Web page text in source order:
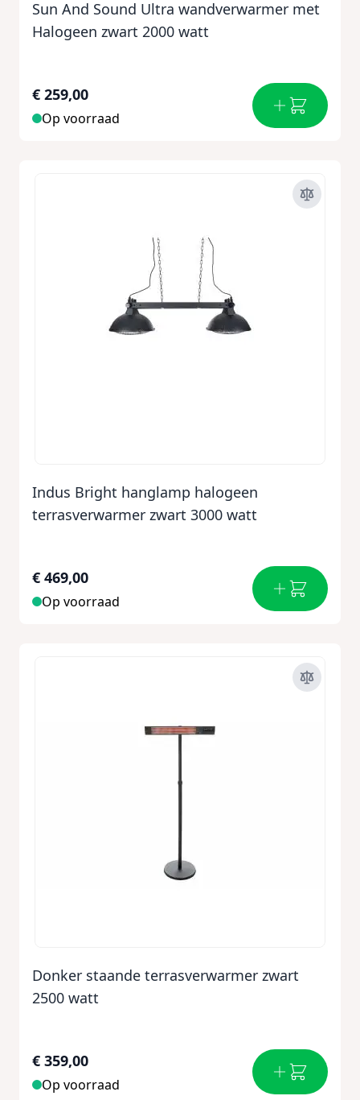
Sun And Sound Ultra wandverwarmer met
Halogeen zwart 2000 watt
€ 259,00
Op voorraad
Indus Bright hanglamp halogeen
terrasverwarmer zwart 3000 watt
€ 469,00
Op voorraad
Donker staande terrasverwarmer zwart
2500 watt
€ 359,00
Op voorraad